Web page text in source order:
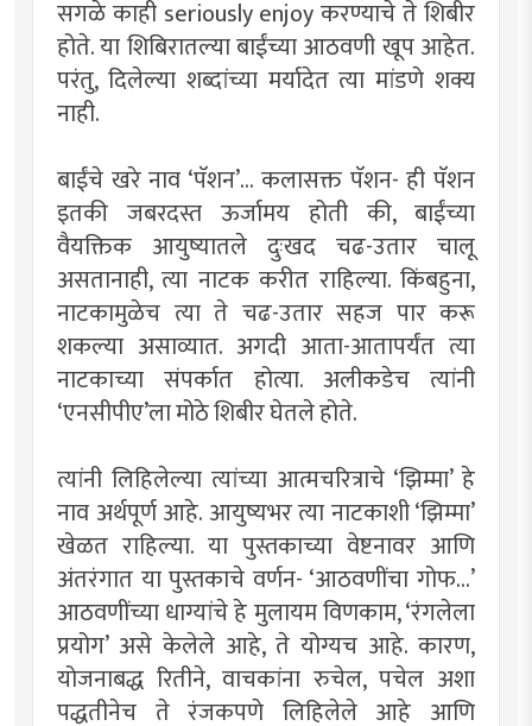
सगळे काही seriously enjoy करण्याचे ते शिबीर
होते. या शिबिरातल्या बाईंच्या आठवणी खूप आहेत.
परंतु, दिलेल्या शब्दांच्या मर्यादेत त्या मांडणे शक्य
नाही.
बाईंचे खरे नाव ‘पॅशन’... कलासक्त पॅशन- ही पॅशन
इतकी जबरदस्त ऊर्जामय होती की, बाईंच्या
वैयक्तिक आयुष्यातले दुःखद चढ-उतार चालू
असतानाही, त्या नाटक करीत राहिल्या. किंबहुना,
नाटकामुळेच त्या ते चढ-उतार सहज पार करू
शकल्या असाव्यात. अगदी आता-आतापर्यंत त्या
नाटकाच्या संपर्कात होत्या. अलीकडेच त्यांनी
‘एनसीपीए’ला मोठे शिबीर घेतले होते.
त्यांनी लिहिलेल्या त्यांच्या आत्मचरित्राचे ‘झिम्मा’ हे
नाव अर्थपूर्ण आहे. आयुष्यभर त्या नाटकाशी ‘झिम्मा’
खेळत राहिल्या. या पुस्तकाच्या वेष्टनावर आणि
अंतरंगात या पुस्तकाचे वर्णन- ‘आठवणींचा गोफ...’
आठवणींच्या धाग्यांचे हे मुलायम विणकाम, ‘रंगलेला
प्रयोग’ असे केलेले आहे, ते योग्यच आहे. कारण,
योजनाबद्ध रितीने, वाचकांना रुचेल, पचेल अशा
पद्धतीनेच ते रंजकपणे लिहिलेले आहे आणि